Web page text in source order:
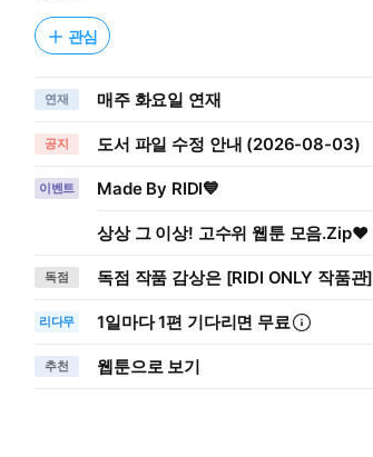
관심
연재 매주 화요일 연재
공지 도서 파일 수정 안내 (2026-08-03)
이벤트 Made By RIDI💙
상상 그 이상! 고수위 웹툰 모음.Zip♥
독점 독점 작품 감상은 [RIDI ONLY 작품관]
리다무 1일마다1편 기다리면 무료
추천 웹툰으로 보기